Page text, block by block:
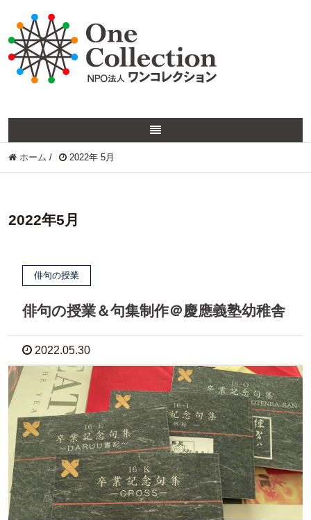
ホーム / 2022年 5月
2022年5月
俳句の授業
俳句の授業＆句集制作＠慶應義塾幼稚舎
2022.05.30